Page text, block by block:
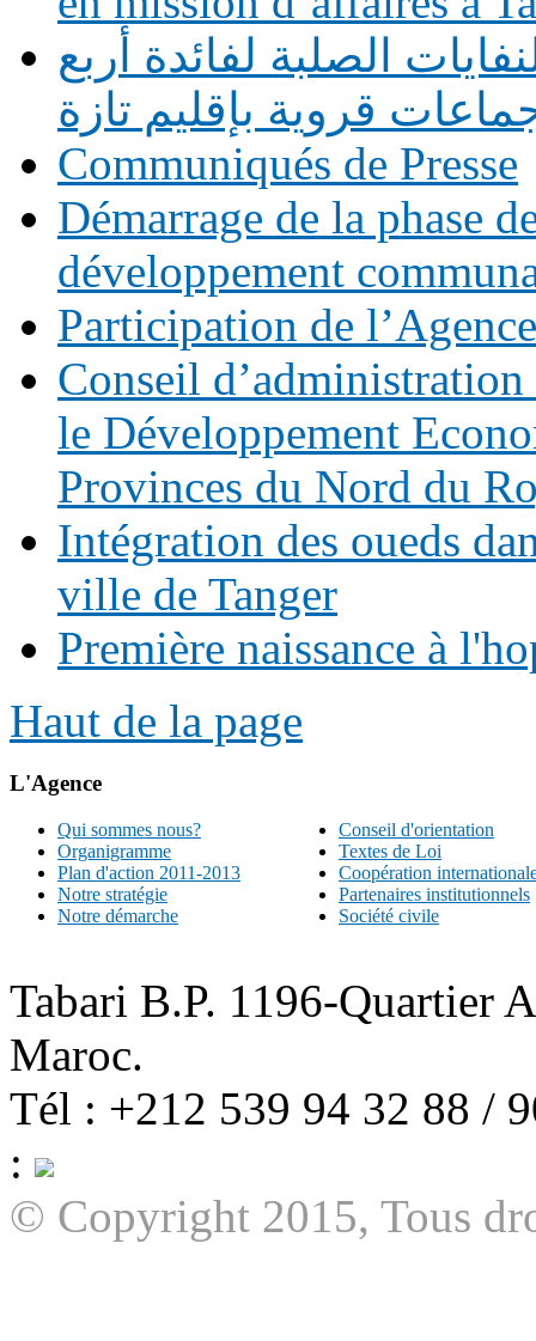
الصلبة لفائدة أربع
قروية بإقليم تازة
Communiqués de Presse
Démarrage de la phase
développement
Participation de
Conseil
le Développement
Provinces du Nord du
Intégration des oueds
ville de Tanger
Première naissance à
Haut de la page
L'Agence
Qui sommes nous?
Organigramme
Plan d'action 2011-2013
Notre stratégie
Notre démarche
Conseil d'orientation
Textes de Loi
Coopération
Partenaires institutionnels
Société civile
Tabari B.P. 1196-Quartier
Maroc.
Tél : +212 539 94 32 88 /
:
© Copyright 2015, Tous